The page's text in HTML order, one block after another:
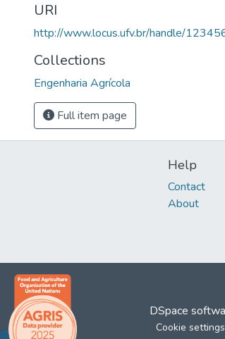
URI
http://www.locus.ufv.br/handle/
Collections
Engenharia Agrícola
Full item page
Help
Contact
About
DSpace
Cookie settings